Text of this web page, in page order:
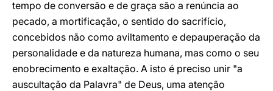
tempo de conversão e de graça são a renúncia ao
pecado, a mortificação, o sentido do sacrifício,
concebidos não como aviltamento e depauperação da
personalidade e da natureza humana, mas como o seu
enobrecimento e exaltação. A isto é preciso unir "a
auscultação da Palavra" de Deus, uma atenção